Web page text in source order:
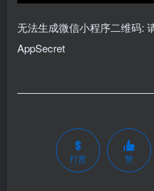
无法生成微信小程序二维码:
AppSecret
打赏 赞